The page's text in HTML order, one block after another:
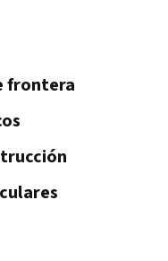
frontera